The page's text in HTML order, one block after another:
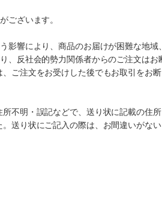
ございます。
響により、商品のお届けが困難な地域
、反社会的勢力関係者からのご注文は
ご注文をお受けした後でもお取引をお
不明・誤記などで、送り状に記載の住
送り状にご記入の際は、お間違いがな